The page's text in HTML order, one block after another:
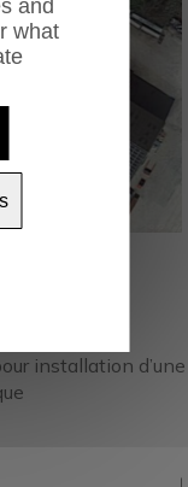
installation d’une
and
what